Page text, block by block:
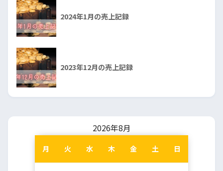
2024年1月の売上記録
2023年12月の売上記録
2026年8月
月 火 水 木 金 土 日